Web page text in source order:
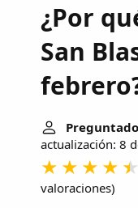
¿Por
San
actualización: 8
valoraciones)